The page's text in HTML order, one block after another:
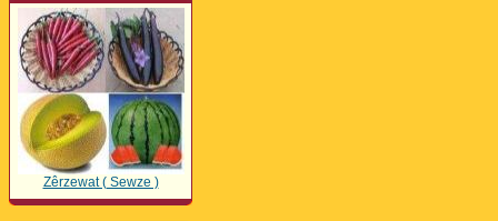
Zêrzewat ( Sewze )